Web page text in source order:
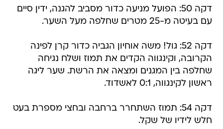
דקה 50: הפועל מניעה כדור מסביב להגנה, ידין סיים
עם בעיטה מ-25 מטרים שחלפה מעל השער.
דקה 52: גול! משה אוחיון הגביה כדור קרן לפינה
הקרובה, וקינגווה הקדים את תמוז ושלח נגיחה
שחלפה בין המגנים ומצאה את הרשת. שער ליגה
ראשון לקינגווה, 0:1 לאשדוד.
דקה 54: תמוז השתחרר ברחבה ובחצי מספרת בעט
חלש לידיו של שקל.